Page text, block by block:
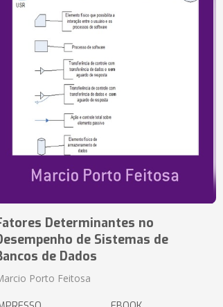
Determinantes no
de Sistemas de
de Dados
Porto Feitosa